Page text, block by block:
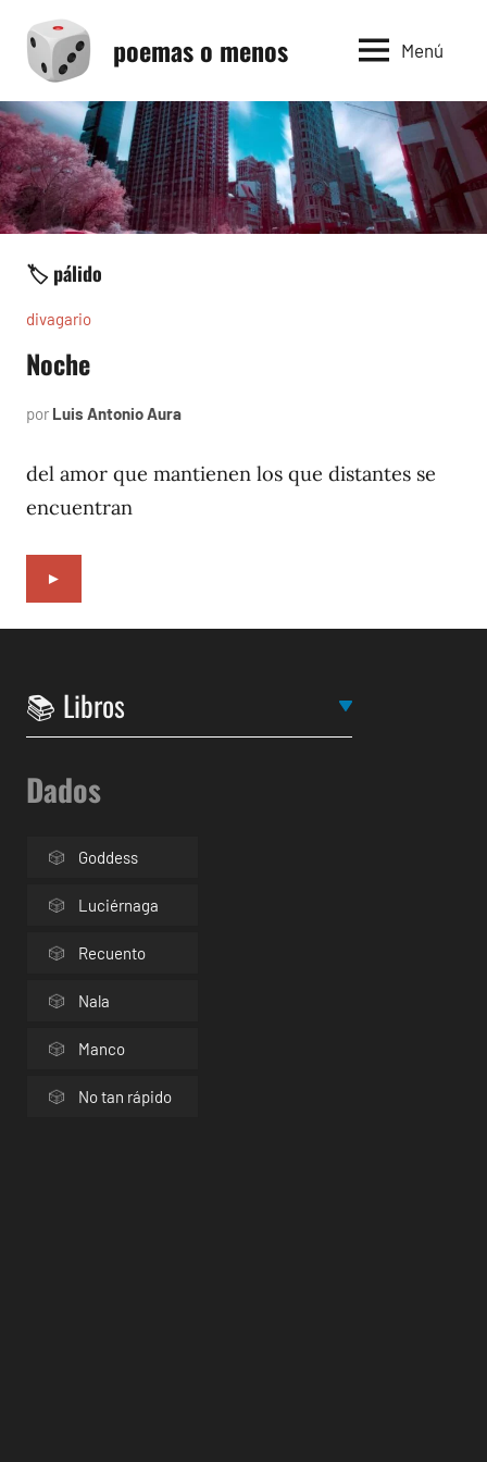
contenido
poemas o menos Menú
🏷️ pálido
divagario
Noche
por Luis Antonio Aura
1994
del amor que mantienen los que distantes se
encuentran
►
Dados
Goddess
Luciérnaga
Recuento
Nala
Manco
No tan rápido